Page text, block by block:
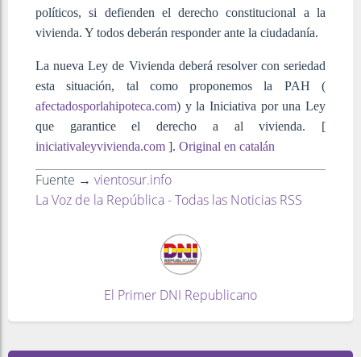
políticos, si defienden el derecho constitucional a la
vivienda. Y todos deberán responder ante la ciudadanía.
La nueva Ley de Vivienda deberá resolver con seriedad
esta situación, tal como proponemos la PAH (
afectadosporlahipoteca.com) y la Iniciativa por una Ley
que garantice el derecho a al vivienda. [
iniciativaleyvivienda.com ]. Original en catalán
Fuente → vientosur.info
La Voz de la República - Todas las Noticias RSS
El Primer DNI Republicano